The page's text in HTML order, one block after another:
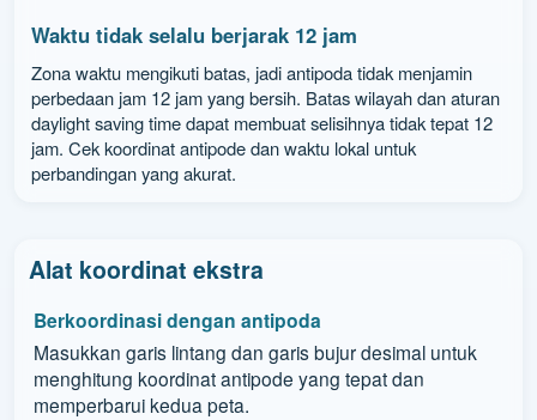
Waktu tidak selalu berjarak 12 jam
Zona waktu mengikuti batas, jadi antipoda tidak menjamin
perbedaan jam 12 jam yang bersih. Batas wilayah dan aturan
daylight saving time dapat membuat selisihnya tidak tepat 12
jam. Cek koordinat antipode dan waktu lokal untuk
perbandingan yang akurat.
Alat koordinat ekstra
Berkoordinasi dengan antipoda
Masukkan garis lintang dan garis bujur desimal untuk
menghitung koordinat antipode yang tepat dan
memperbarui kedua peta.